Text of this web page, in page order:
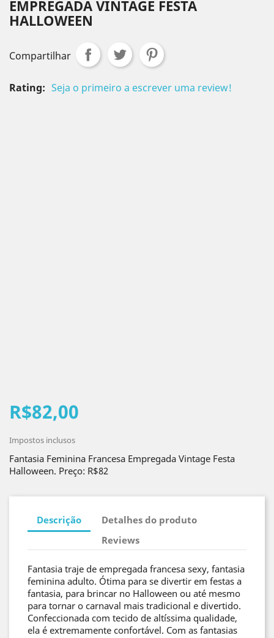
EMPREGADA VINTAGE FESTA
HALLOWEEN
Compartilhar
Rating: Seja o primeiro a escrever uma review!
R$82,00
Impostos inclusos
Fantasia Feminina Francesa Empregada Vintage Festa
Halloween. Preço: R$82
Descrição
Detalhes do produto
Reviews
Fantasia traje de empregada francesa sexy, fantasia
feminina adulto. Ótima para se divertir em festas a
fantasia, para brincar no Halloween ou até mesmo
para tornar o carnaval mais tradicional e divertido.
Confeccionada com tecido de altíssima qualidade,
ela é extremamente confortável. Com as fantasias